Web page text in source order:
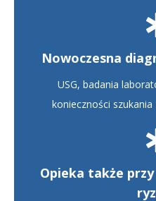
Nowoczesna
USG, badania
konieczności
Opieka także